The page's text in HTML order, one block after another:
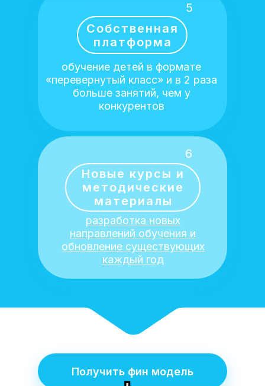
разработка новых
направлений обучения и
обновление существующих
каждый год
5
6
Получить фин модель
Новые курсы и
методические
материалы
Собственная
платформа
обучение детей в формате
«перевернутый класс» и в 2 раза
больше занятий, чем у
конкурентов